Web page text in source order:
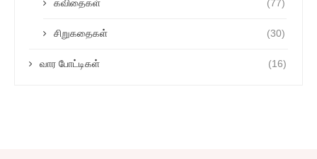
கவிதைகள் (77)
சிறுகதைகள் (30)
வார போட்டிகள் (16)